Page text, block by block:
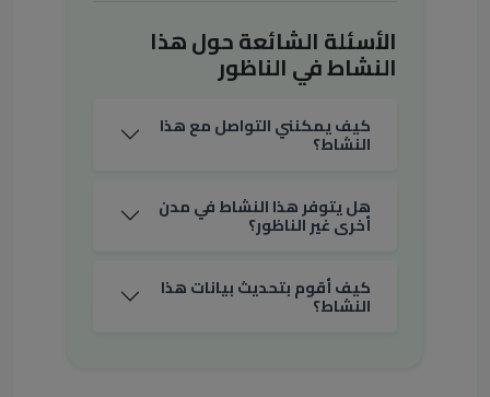
الأسئلة الشائعة حول هذا
النشاط في الناظور
كيف يمكنني التواصل مع هذا
النشاط؟
هل يتوفر هذا النشاط في مدن
أخرى غير الناظور؟
كيف أقوم بتحديث بيانات هذا
النشاط؟